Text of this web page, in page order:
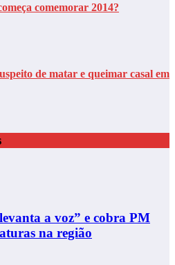
comemorar 2014?
de matar e queimar casal em
a voz” e cobra PM
na região